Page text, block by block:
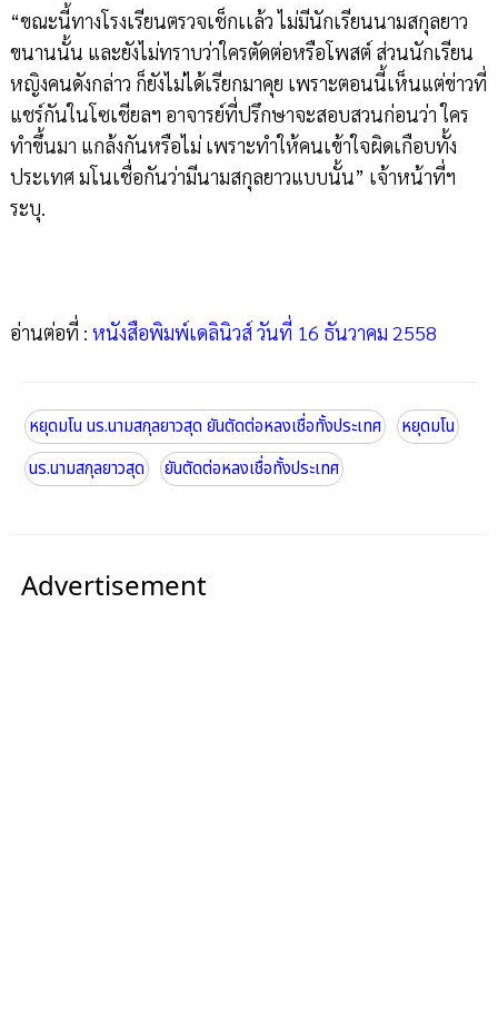
“ขณะนี้ทางโรงเรียนตรวจเช็กเเล้ว ไม่มีนักเรียนนามสกุลยาว
ขนานนั้น และยังไม่ทราบว่าใครตัดต่อหรือโพสต์ ส่วนนักเรียน
หญิงคนดังกล่าว ก็ยังไม่ได้เรียกมาคุย เพราะตอนนี้เห็นแต่ข่าวที่
แชร์กันในโซเชียลฯ อาจารย์ที่ปรึกษาจะสอบสวนก่อนว่า ใคร
ทำขึ้นมา แกล้งกันหรือไม่ เพราะทำให้คนเข้าใจผิดเกือบทั้ง
ประเทศ มโนเชื่อกันว่ามีนามสกุลยาวแบบนั้น” เจ้าหน้าที่ฯ
ระบุ.
อ่านต่อที่ : หนังสือพิมพ์เดลินิวส์ วันที่ 16 ธันวาคม 2558
หยุดมโน นร.นามสกุลยาวสุด ยันตัดต่อหลงเชื่อทั้งประเทศ
หยุดมโน
นร.นามสกุลยาวสุด
ยันตัดต่อหลงเชื่อทั้งประเทศ
Advertisement